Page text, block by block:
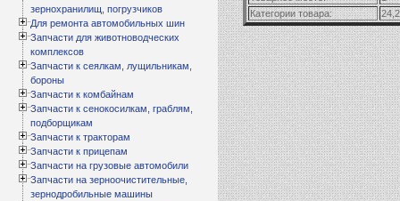
зернохранилищ, погрузчиков
Для ремонта автомобильных шин
Запчасти для животноводческих
комплексов
Запчасти к сеялкам, лущильникам,
бороны
Запчасти к комбайнам
Запчасти к сенокосилкам, граблям,
подборщикам
Запчасти к тракторам
Запчасти к прицепам
Запчасти на грузовые автомобили
Запчасти на зерноочистительные,
зернодробильные машины
Категории товара: